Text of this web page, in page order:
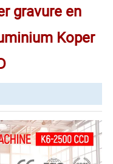
gravure en
Koper